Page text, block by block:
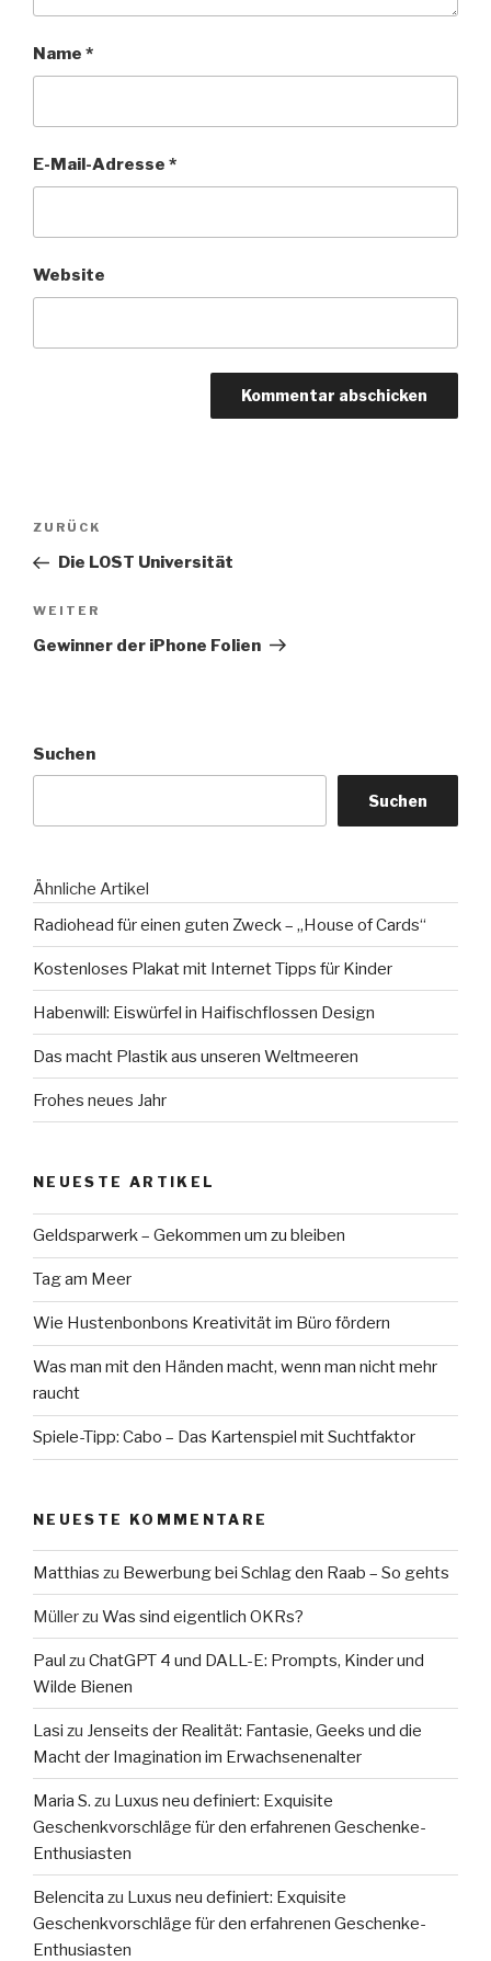
Name *
E-Mail-Adresse *
Website
Beitragsnavigation
Vorheriger
Beitrag
ZURÜCK
Die LOST Universität
Nächster
Beitrag
WEITER
Gewinner der iPhone Folien
Suchen
Suchen
Ähnliche Artikel
Radiohead für einen guten Zweck – „House of Cards“
Kostenloses Plakat mit Internet Tipps für Kinder
Habenwill: Eiswürfel in Haifischflossen Design
Das macht Plastik aus unseren Weltmeeren
Frohes neues Jahr
NEUESTE ARTIKEL
Geldsparwerk – Gekommen um zu bleiben
Tag am Meer
Wie Hustenbonbons Kreativität im Büro fördern
Was man mit den Händen macht, wenn man nicht mehr
raucht
Spiele-Tipp: Cabo – Das Kartenspiel mit Suchtfaktor
NEUESTE KOMMENTARE
Matthias zu Bewerbung bei Schlag den Raab – So gehts
Müllerzu Was sind eigentlich OKRs?
Paul zu ChatGPT 4 und DALL-E: Prompts, Kinder und
Wilde Bienen
Lasi zu Jenseits der Realität: Fantasie, Geeks und die
Macht der Imagination im Erwachsenenalter
Maria S. zu Luxus neu definiert: Exquisite
Geschenkvorschläge für den erfahrenen Geschenke-
Enthusiasten
Belencita zu Luxus neu definiert: Exquisite
Geschenkvorschläge für den erfahrenen Geschenke-
Enthusiasten